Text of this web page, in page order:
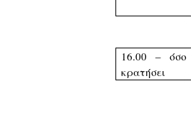
16.00 – όσο
κρατήσει